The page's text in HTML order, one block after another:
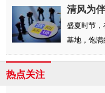
清风为
盛夏时节
基地，饱满
热点关注